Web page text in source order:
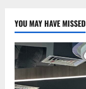
YOU MAY HAVE MISSED